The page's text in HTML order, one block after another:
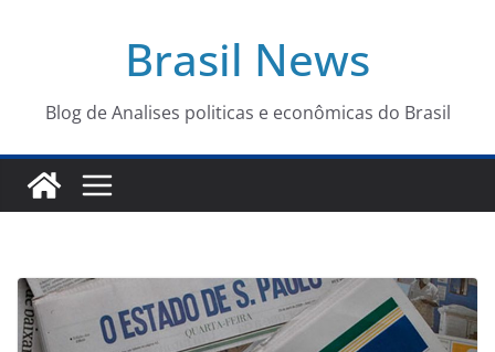
conteúdo
Brasil News
Blog de Analises politicas e econômicas do Brasil